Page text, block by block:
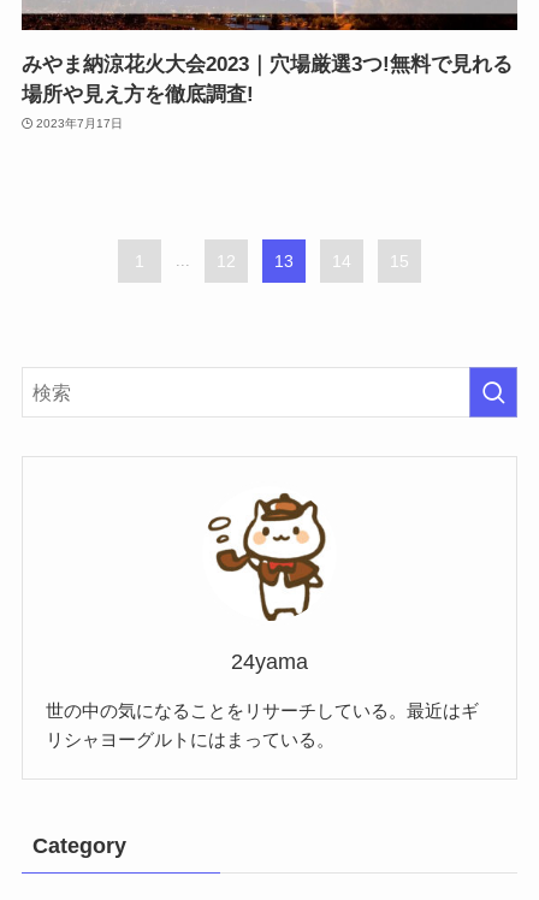
みやま納涼花火大会2023｜穴場厳選3つ!無料で見れる
場所や見え方を徹底調査!
2023年7月17日
1 12 13 14 15
24yama
世の中の気になることをリサーチしている。最近はギ
リシャヨーグルトにはまっている。
Category